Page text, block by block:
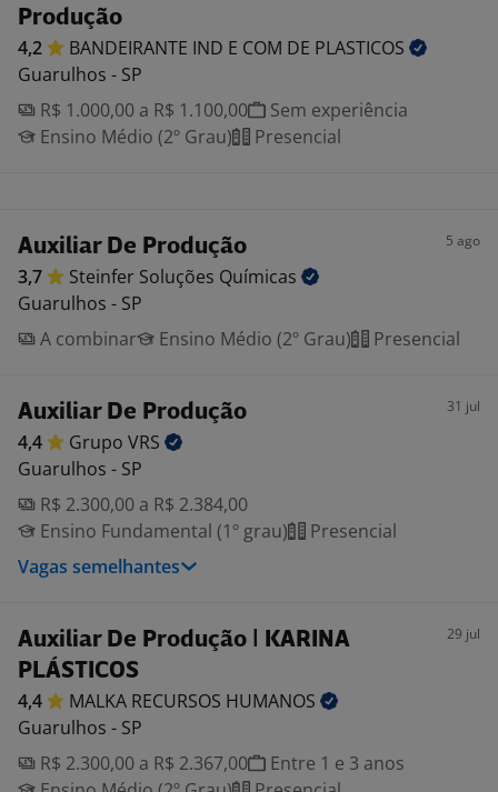
Produção
4,2 BANDEIRANTE IND E COM DE PLASTICOS
Guarulhos - SP
R$ 1.000,00 a R$ 1.100,00
Sem experiência
Ensino Médio (2º Grau)
Presencial
Auxiliar De Produção 5 ago
3,7 Steinfer Soluções Químicas
Guarulhos - SP
A combinar
Ensino Médio (2º Grau) Presencial
Auxiliar De Produção 31 jul
4,4 Grupo VRS
Guarulhos - SP
R$ 2.300,00 a R$ 2.384,00
Ensino Fundamental (1º grau)
Presencial
Vagas semelhantes
Auxiliar De Produção | KARINA
PLÁSTICOS
29 jul
4,4 MALKA RECURSOS HUMANOS
Guarulhos - SP
R$ 2.300,00 a R$ 2.367,00
Entre 1 e 3 anos